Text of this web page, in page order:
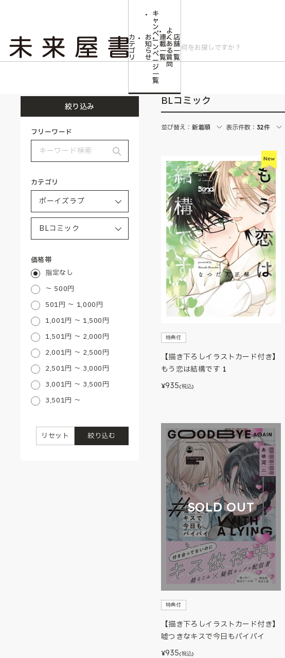
カ
テ
ゴ
リ
お
知
ら
せ
キ
ャ
ン
ペ
ー
ン
ペ
ー
ジ
一
覧
連
載
一
覧
よ
く
あ
る
質
問
店
舗
一
覧
絞り込み
フリーワード
カテゴリ
価格帯
指定なし
～ 500円
501円 ～ 1,000円
1,001円 ～ 1,500円
1,501円 ～ 2,000円
2,001円 ～ 2,500円
2,501円 ～ 3,000円
3,001円 ～ 3,500円
3,501円 ～
絞り込む
リセット
BLコミック
並び替え： 新着順 表示件数： 32件
特典付
【描き下ろしイラストカード付き】
もう恋は結構です 1
¥935(税込)
SOLD OUT
特典付
【描き下ろしイラストカード付き】
嘘つきなキスで今日もバイバイ
¥935(税込)